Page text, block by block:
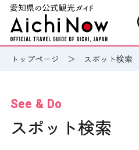
トップページ スポット検索
See & Do
スポット検索